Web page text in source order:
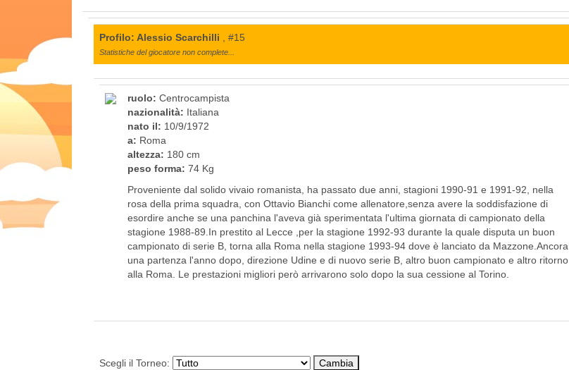
Profilo: Alessio Scarchilli , #15
Statistiche del giocatore non complete...
ruolo: Centrocampista
nazionalità: Italiana
nato il: 10/9/1972
a: Roma
altezza: 180 cm
peso forma: 74 Kg
Proveniente dal solido vivaio romanista, ha passato due anni, stagioni 1990-91 e 1991-92, nella
rosa della prima squadra, con Ottavio Bianchi come allenatore,senza avere la soddisfazione di
esordire anche se una panchina l'aveva già sperimentata l'ultima giornata di campionato della
stagione 1988-89.In prestito al Lecce ,per la stagione 1992-93 durante la quale disputa un buon
campionato di serie B, torna alla Roma nella stagione 1993-94 dove è lanciato da Mazzone.Ancora
una partenza l'anno dopo, direzione Udine e di nuovo serie B, altro buon campionato e altro ritorno
alla Roma. Le prestazioni migliori però arrivarono solo dopo la sua cessione al Torino.
Scegli il Torneo: